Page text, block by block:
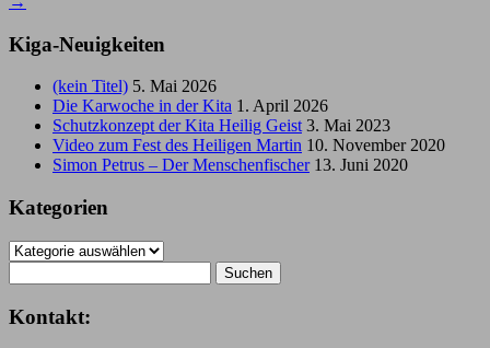
Kiga-Neuigkeiten
(kein Titel) 5. Mai 2026
Die Karwoche in der Kita 1. April 2026
Schutzkonzept der Kita Heilig Geist 3. Mai 2023
Video zum Fest des Heiligen Martin 10. November 2020
Simon Petrus – Der Menschenfischer 13. Juni 2020
Kategorien
Kategorien
nach:
Kontakt: